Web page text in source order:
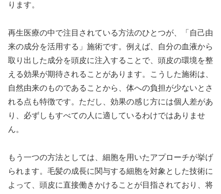
ります。
再生医療の中で注目されている方法のひとつが、「自己由
来の成分を活用する」施術です。例えば、自分の血液から
取り出した成分を頭皮に注入することで、頭皮の環境を整
える効果が期待されることがあります。こうした施術は、
自然由来のものであることから、体への負担が少ないとさ
れる点も特徴です。ただし、効果の感じ方には個人差があ
り、必ずしもすべての人に適しているわけではありませ
ん。
もう一つの方法としては、細胞を用いたアプローチが挙げ
られます。毛髪の成長に関与する細胞を対象とした技術に
よって、頭皮に直接働きかけることが目指されており、将